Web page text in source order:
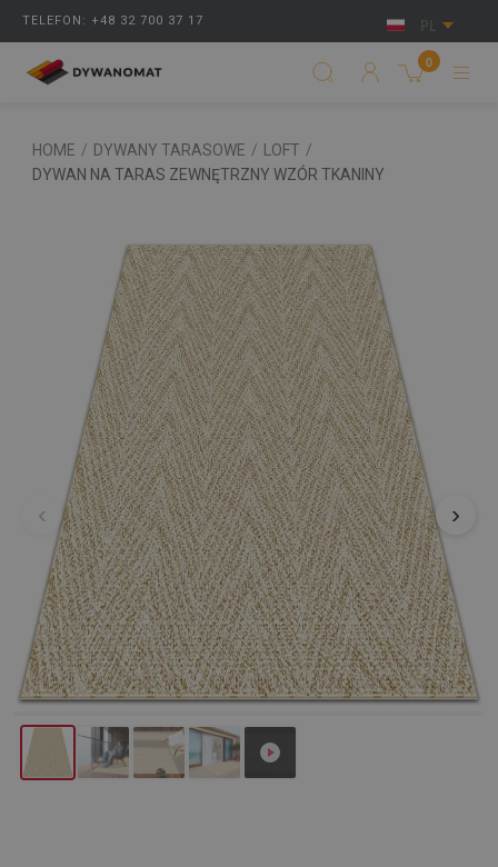
TELEFON: +48 32 700 37 17 PL
0
HOME / DYWANY TARASOWE / LOFT /
DYWAN NA TARAS ZEWNĘTRZNY WZÓR TKANINY
‹ ›